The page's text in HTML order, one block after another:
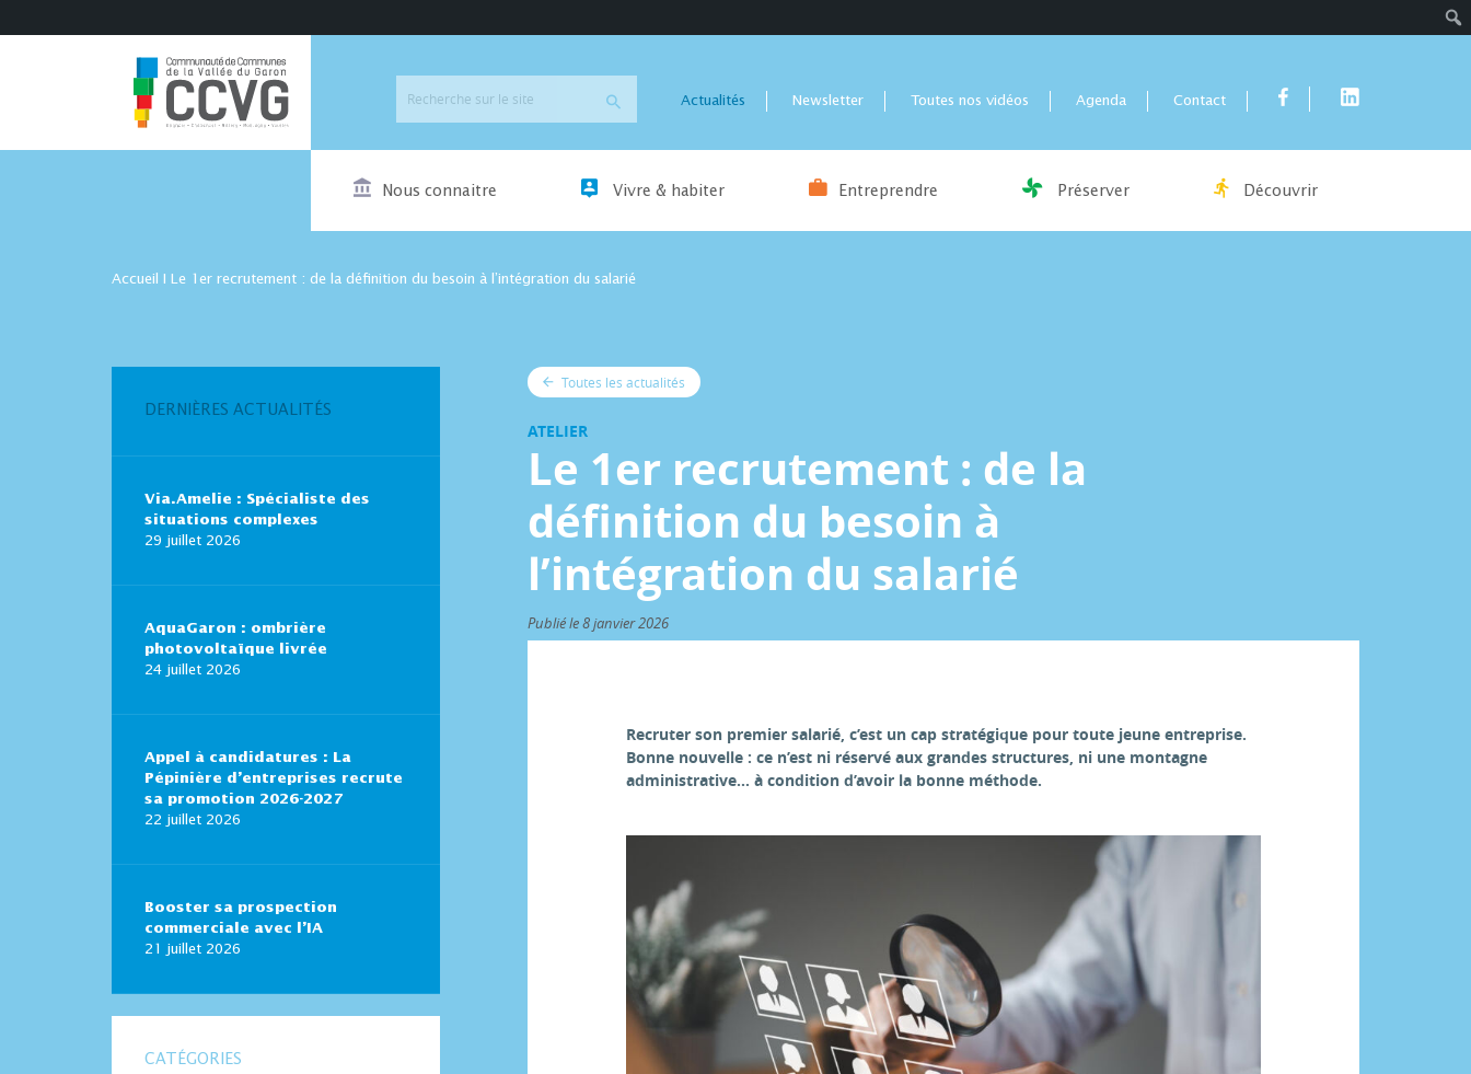
Actualités Newsletter Toutes nos vidéos Agenda Contact
Nous connaitre Vivre & habiter Entreprendre Préserver Découvrir
Accueil Le 1er recrutement : de la définition du besoin à l’intégration du salarié
DERNIÈRES ACTUALITÉS
Via.Amelie : Spécialiste des
situations complexes
29 juillet 2026
AquaGaron : ombrière
photovoltaïque livrée
24 juillet 2026
Appel à candidatures : La
Pépinière d’entreprises recrute
sa promotion 2026-2027
22 juillet 2026
Booster sa prospection
commerciale avec l’IA
21 juillet 2026
CATÉGORIES
Toutes les actualités
ATELIER
Le 1er recrutement : de la
définition du besoin à
l’intégration du salarié
Publié le 8 janvier 2026
Recruter son premier salarié, c’est un cap stratégique pour toute jeune entreprise.
Bonne nouvelle : ce n’est ni réservé aux grandes structures, ni une montagne
administrative… à condition d’avoir la bonne méthode.